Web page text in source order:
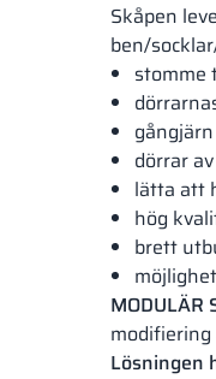
Skåpen
ben/
stomme
dörrar
lätta att
hög
brett
MODULÄR
Lösningen